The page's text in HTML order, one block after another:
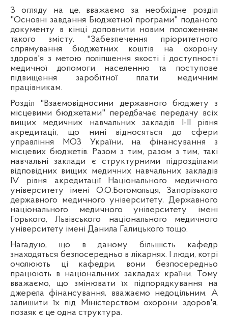
З огляду на це, вважаємо за необхідне розділ
"Основні завдання Бюджетної програми" поданого
документу в кінці доповнити новим положенням
такого змісту. "Забезпечення пріоритетного
спрямування бюджетних коштів на охорону
здоров'я з метою поліпшення якості і доступності
медичної допомоги населенню та поступове
підвищення заробітної плати медичним
працівникам.
Розділ "Взаємовідносини державного бюджету з
місцевими бюджетами" передбачає передачу всіх
вищих медичних навчальних закладів І-ІІ рівня
акредитації, що нині відносяться до сфери
управління МОЗ України, на фінансування з
місцевих бюджетів. Разом з тим, разом з тим, такі
навчальні заклади є структурними підрозділами
відповідних вищих медичних навчальних закладів
IV рівня акредитації Національного медичного
університету імені О.О.Богомольця, Запорізького
державного медичного університету, Державного
національного медичного університету імені
Горького, Львівського національного медичного
університету імені Данила Галицького тощо.
Нагадую, що в даному більшість кафедр
знаходяться безпосередньо в лікарнях. І люди, котрі
очолюють ці кафедри, вони безпосередньо
працюють в національних закладах країни. Тому
вважаємо, що змінювати їх підпорядкування на
джерела фінансування, вважаємо недоцільним. А
залишити їх під Міністерством охорони здоров'я,
позаяк є це одна структура.